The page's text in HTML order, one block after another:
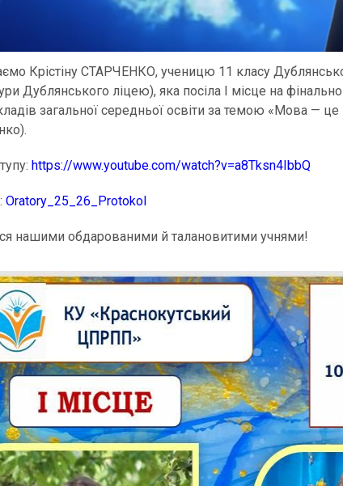
Крістіну СТАРЧЕНКО, ученицю 11 класу
Дублянського ліцею), яка посіла І місце на
загальної середньої освіти за темою «Мова —
https://www.youtube.com/watch?v=a8Tksn4IbbQ
Oratory_25_26_Protokol
нашими обдарованими й талановитими учнями!